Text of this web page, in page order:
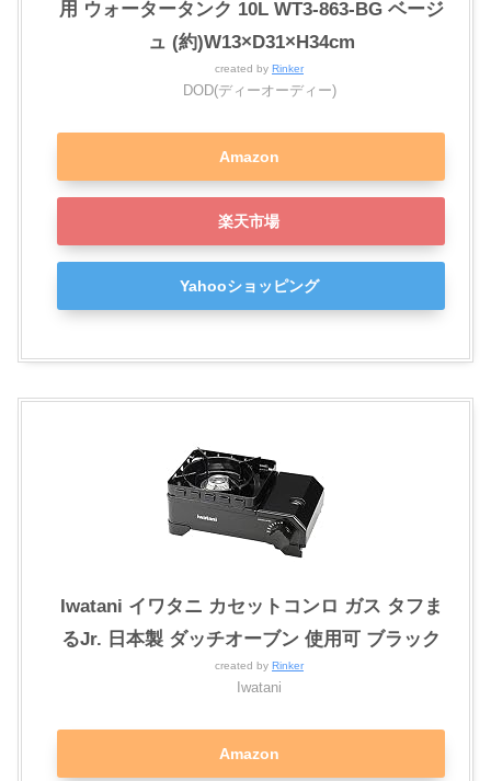
用 ウォータータンク 10L WT3-863-BG ベージ
ュ (約)W13×D31×H34cm
created by Rinker
DOD(ディーオーディー)
Amazon
楽天市場
Yahooショッピング
Iwatani イワタニ カセットコンロ ガス タフま
るJr. 日本製 ダッチオーブン 使用可 ブラック
created by Rinker
Iwatani
Amazon